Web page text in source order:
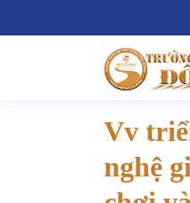
Vv
nghệ